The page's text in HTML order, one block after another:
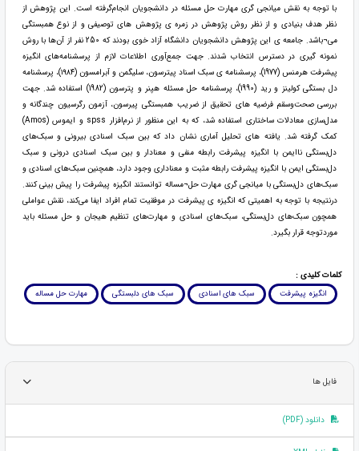
با توجه به نقش میانجی گری مهارت حل مسئله در دانشجویان انجام‌گرفته است. این پژوهش از
نظر هدف بنیادی و از نظر روش پژوهش در زمره ی پژوهش های توصیفی و از نوع همبستگی
می¬باشد. جامعه ی این پژوهش دانشجویان دانشگاه آزاد خوی بودند که 250 نفر از آن‌ها با روش
نمونه گیری در دسترس انتخاب شدند. جهت جمع‌آوری اطلاعات لازم از پرسشنامه‌های انگیزه
پیشرفت هرمنس (1977)، پرسشنامه ی سبک اسناد پیترسون، سلیگمن و آبرامسون (۱۹۸۴)، پرسشنامه
دل بستگی کولینز و رید (1990)، پرسشنامه حل مسئله هپنر و پترسون (1982) استفاده شد. جهت
بررسی صحت‌وسقم فرضیه های تحقیق از ضریب همبستگی پیرسون، آزمون رگرسیون چندگانه و
مدل‌سازی معادلات ساختاری استفاده شد، که به این منظور از نرم‌افزار spss و ایموس (Amos)
کمک گرفته شد. یافته های تحلیل آماری نشان داد که بین سبک اسنادی بیرونی و سبک‌های
دل‌بستگی ناایمن با انگیزه پیشرفت رابطه منفی و معنادار و بین سبک اسنادی درونی و سبک
دل‌بستگی ایمن با انگیزه پیشرفت رابطه مثبت و معناداری وجود دارد، همچنین سبک‌های اسنادی و
سبک‌های دل‌بستگی با میانجی گری مهارت حل¬مساله توانستند انگیزه پیشرفت را پیش بینی کنند.
درنتیجه با توجه به اهمیتی که انگیزه ی پیشرفت در موفقیت تمام افراد ایفا می‌کند، نقش عواملی
همچون سبک‌های دل‌بستگی، سبک‌های اسنادی و مهارت‌های تنظیم هیجان و حل مسئله باید
موردتوجه قرار بگیرد.
کلمات کلیدی :
انگیزه پیشرفت
سبک های اسنادی سبک های دلبستگی مهارت حل مساله
فایل ها
دانلود (PDF)